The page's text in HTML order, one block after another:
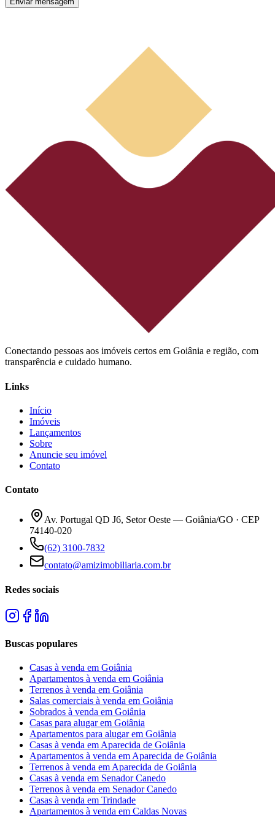
Conectando pessoas aos imóveis certos em Goiânia e região, com
transparência e cuidado humano.
Links
Início
Imóveis
Lançamentos
Sobre
Anuncie seu imóvel
Contato
Contato
Av. Portugal QD J6, Setor Oeste — Goiânia/GO · CEP
74140-020
(62) 3100-7832
contato@amizimobiliaria.com.br
Redes sociais
Buscas populares
Casas à venda em Goiânia
Apartamentos à venda em Goiânia
Terrenos à venda em Goiânia
Salas comerciais à venda em Goiânia
Sobrados à venda em Goiânia
Casas para alugar em Goiânia
Apartamentos para alugar em Goiânia
Casas à venda em Aparecida de Goiânia
Apartamentos à venda em Aparecida de Goiânia
Terrenos à venda em Aparecida de Goiânia
Casas à venda em Senador Canedo
Terrenos à venda em Senador Canedo
Casas à venda em Trindade
Apartamentos à venda em Caldas Novas